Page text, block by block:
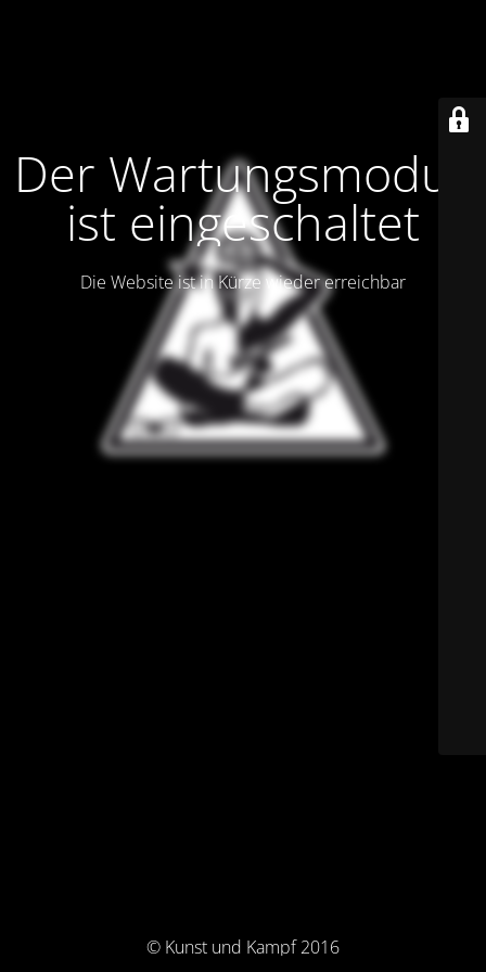
Der Wartungsmodus
ist eingeschaltet
Die Website ist in Kürze wieder erreichbar
© Kunst und Kampf 2016